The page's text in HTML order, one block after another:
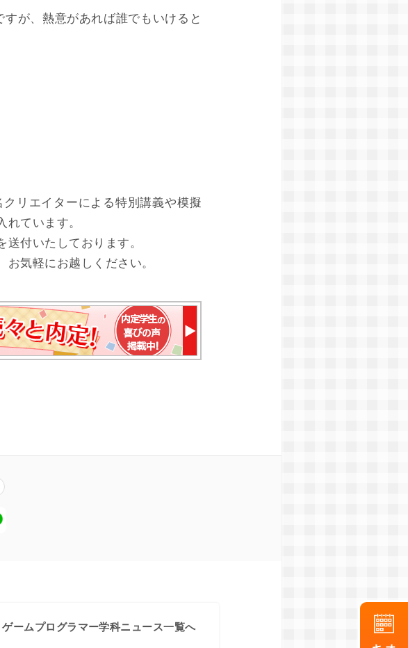
が、熱意があれば誰でもいけると
リエイターによる特別講義や模擬
ています。
送付いたしております。
お気軽にお越しください。
ゲームプログラマー学科ニュース一覧へ